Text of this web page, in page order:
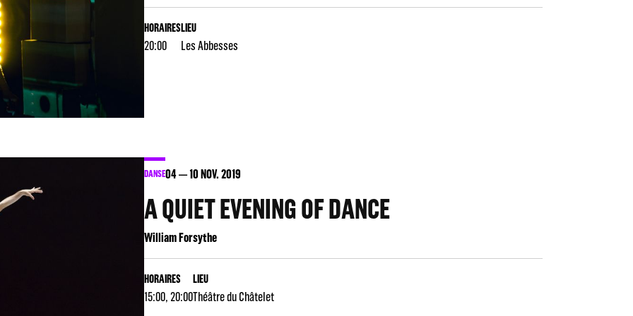
HORAIRES
20:00
LIEU
Les Abbesses
DANSE04 10NOV. 2019
A QUIET EVENING OF DANCE
William Forsythe
HORAIRES
15:00, 20:00
LIEU
Théâtre du Châtelet